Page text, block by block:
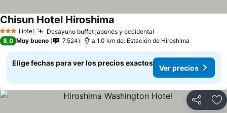
3 Estrellas
Hotel Desayuno buffet japonés y occidental
Chisun Hotel Hiroshima
8,0 Muy bueno 7.524 a 1.0 km de: Estación de Hiroshima
Elige fechas para ver los precios exactos
Ver precios
Compartir